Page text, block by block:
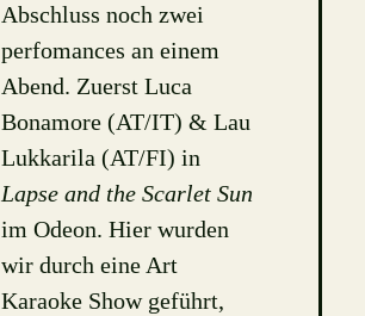
Abschluss noch zwei
perfomances an einem
Abend. Zuerst Luca
Bonamore (AT/IT) & Lau
Lukkarila (AT/FI) in
Lapse and the Scarlet Sun
im Odeon. Hier wurden
wir durch eine Art
Karaoke Show geführt,